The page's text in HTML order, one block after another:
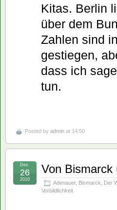
Kitas. Berlin
über dem
Zahlen sind
gestiegen,
dass ich
tun.
Posted by admin at 14:50
Von
Adenauer, Bismarck Der
Vorbildlichkeit
Dez.
26
2010